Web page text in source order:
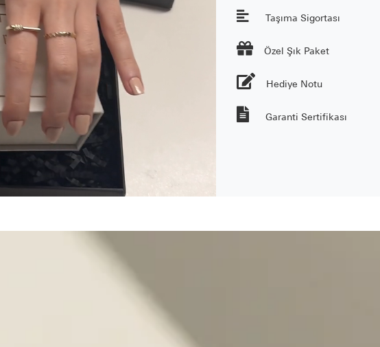
Taşıma Sigortası
 Özel Şık Paket
Hediye Notu
Garanti Sertifikası